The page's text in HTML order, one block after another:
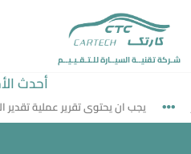
شـركة تقنيــة السيــارة للـتـقـيـيــم
أحدث
يجب ان يحتوى تقرير عملية تقدير